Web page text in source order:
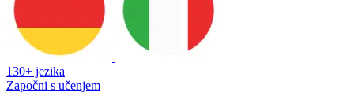
130+ jezika
Započni s učenjem